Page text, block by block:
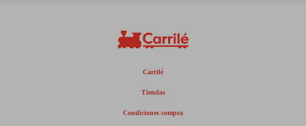
Carrilé
Tiendas
Condiciones compra